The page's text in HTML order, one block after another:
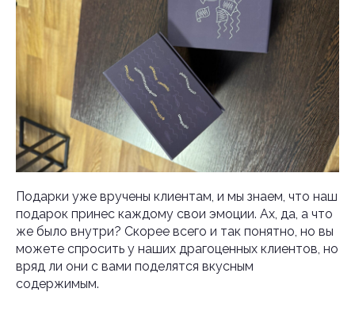
Подарки уже вручены клиентам, и мы знаем, что наш
подарок принес каждому свои эмоции. Ах, да, а что
же было внутри? Скорее всего и так понятно, но вы
можете спросить у наших драгоценных клиентов, но
вряд ли они с вами поделятся вкусным
содержимым.